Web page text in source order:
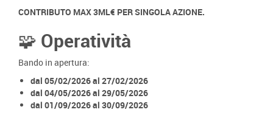
CONTRIBUTO MAX 3ML€ PER SINGOLA AZIONE.
🧩 Operatività
Bando in apertura:
dal 05/02/2026 al 27/02/2026
dal 04/05/2026 al 29/05/2026
dal 01/09/2026 al 30/09/2026